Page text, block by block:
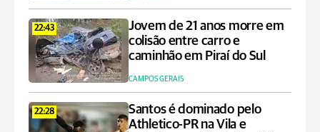
22:43
Jovem de 21 anos morre em
colisão entre carro e
caminhão em Piraí do Sul
CAMPOS GERAIS
22:28
Santos é dominado pelo
Athletico-PR na Vila e